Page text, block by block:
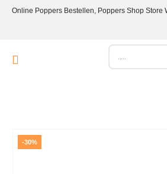
Online Poppers Bestellen, Poppers Shop Store
-30%